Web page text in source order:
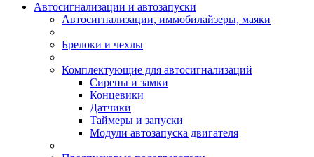
Автосигнализации и автозапуски
Автосигнализации, иммобилайзеры, маяки
Брелоки и чехлы
Комплектующие для автосигнализаций
Сирены и замки
Концевики
Датчики
Таймеры и запуски
Модули автозапуска двигателя